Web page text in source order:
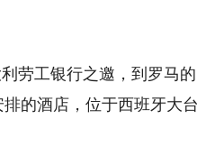
劳工银行之邀，到罗马的
排的酒店，位于西班牙大